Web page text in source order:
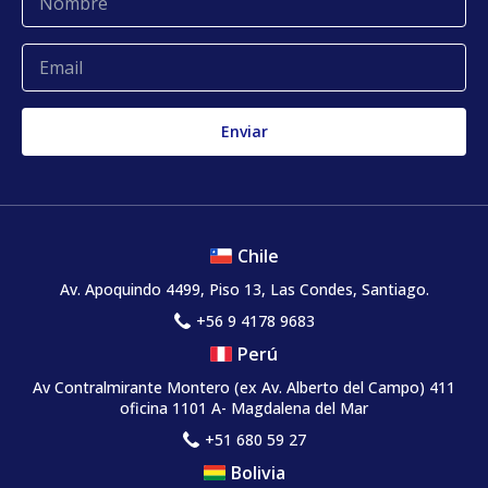
Quejas y reclamos
Chile
Av. Apoquindo 4499, Piso 13, Las Condes, Santiago.
+56 9 4178 9683
Perú
Av Contralmirante Montero (ex Av. Alberto del Campo) 411
oficina 1101 A- Magdalena del Mar
+51 680 59 27
Bolivia